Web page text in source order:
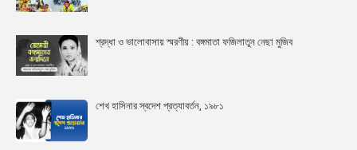
শ্রদ্ধা ও ভালোবাসায় স্মরণীয় : বঙ্গমাতা ফজিলাতুন নেছা মুজিব
শেখ হাসিনার স্বদেশ প্রত্যাবর্তন, ১৯৮১